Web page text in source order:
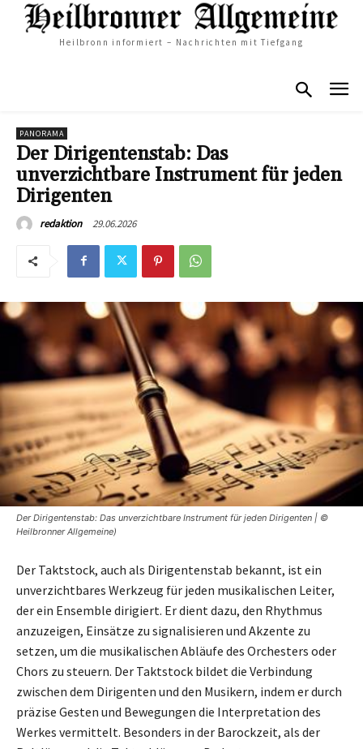
Heilbronn informiert – Nachrichten mit Tiefgang
PANORAMA
Der Dirigentenstab: Das
unverzichtbare Instrument für jeden
Dirigenten
redaktion 29.06.2026
Der Dirigentenstab: Das unverzichtbare Instrument für jeden Dirigenten | ©
Heilbronner Allgemeine)
Der Taktstock, auch als Dirigentenstab bekannt, ist ein
unverzichtbares Werkzeug für jeden musikalischen Leiter,
der ein Ensemble dirigiert. Er dient dazu, den Rhythmus
anzuzeigen, Einsätze zu signalisieren und Akzente zu
setzen, um die musikalischen Abläufe des Orchesters oder
Chors zu steuern. Der Taktstock bildet die Verbindung
zwischen dem Dirigenten und den Musikern, indem er durch
präzise Gesten und Bewegungen die Interpretation des
Werkes vermittelt. Besonders in der Barockzeit, als der